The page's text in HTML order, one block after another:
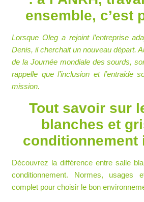
ensemble, c’est
Lorsque Oleg a rejoint l’entreprise
Denis, il cherchait un nouveau départ.
de la Journée mondiale des sourds,
rappelle que l’inclusion et l’entraide
mission.
Tout savoir sur
blanches et
conditionnement
Découvrez la différence entre salle
conditionnement. Normes, usages
complet pour choisir le bon